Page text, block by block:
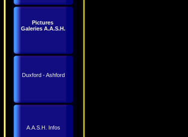
Pictures
Galeries A.A.S.H.
Duxford - Ashford
A.A.S.H. Infos